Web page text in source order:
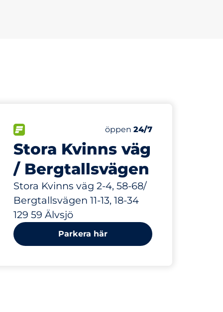
Stora Kvinns väg
/ Bergtallsvägen
Stora Kvinns väg 2-4, 58-68/
Bergtallsvägen 11-13, 18-34
129 59 Älvsjö
Antal parkeringsplatser:
Totalt antal platser&nbsp
Fredag&nbsp
öppen 24/7
197 m
Parkera här